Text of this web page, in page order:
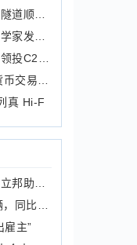
真 Hi-F
雇主”